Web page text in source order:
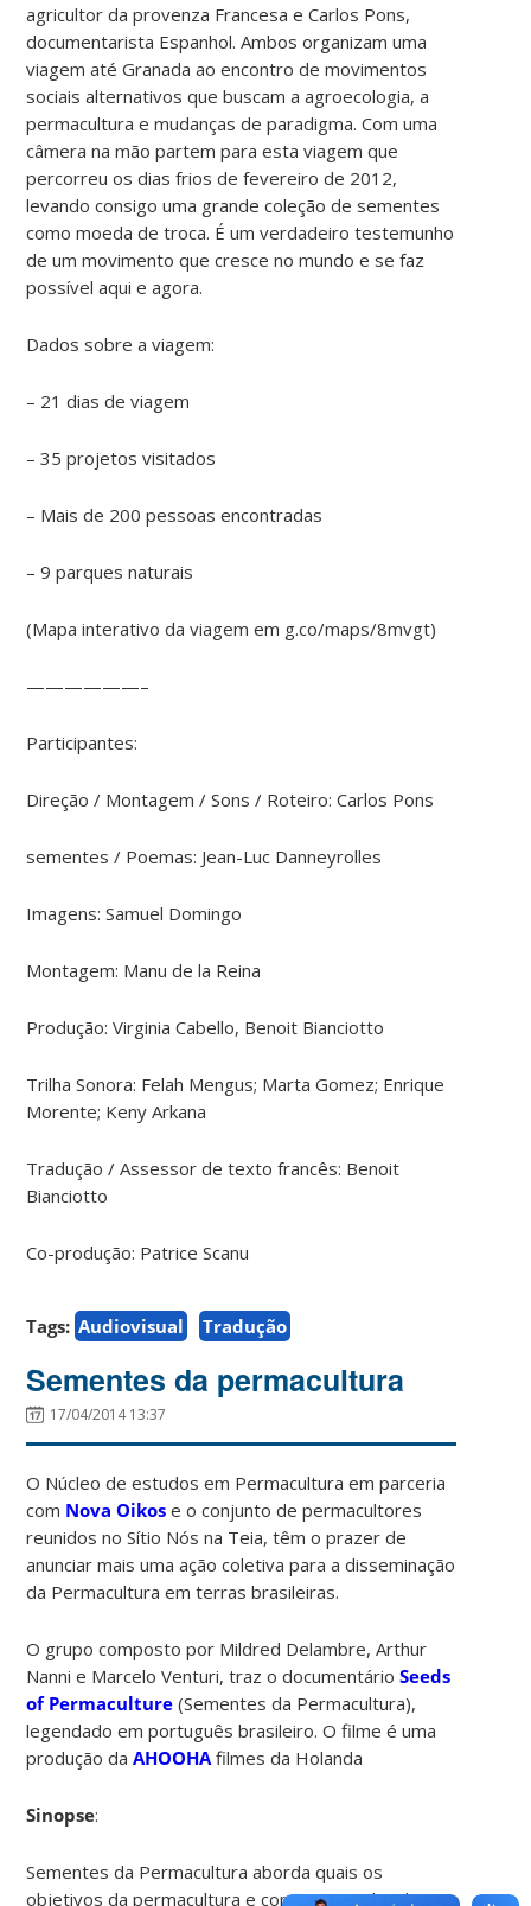
agricultor da provenza Francesa e Carlos Pons,
documentarista Espanhol. Ambos organizam uma
viagem até Granada ao encontro de movimentos
sociais alternativos que buscam a agroecologia, a
permacultura e mudanças de paradigma. Com uma
câmera na mão partem para esta viagem que
percorreu os dias frios de fevereiro de 2012,
levando consigo uma grande coleção de sementes
como moeda de troca. É um verdadeiro testemunho
de um movimento que cresce no mundo e se faz
possível aqui e agora.
Dados sobre a viagem:
– 21 dias de viagem
– 35 projetos visitados
– Mais de 200 pessoas encontradas
– 9 parques naturais
(Mapa interativo da viagem em g.co/maps/8mvgt)
——————–
Participantes:
Direção / Montagem / Sons / Roteiro: Carlos Pons
sementes / Poemas: Jean-Luc Danneyrolles
Imagens: Samuel Domingo
Montagem: Manu de la Reina
Produção: Virginia Cabello, Benoit Bianciotto
Trilha Sonora: Felah Mengus; Marta Gomez; Enrique
Morente; Keny Arkana
Tradução / Assessor de texto francês: Benoit
Bianciotto
Co-produção: Patrice Scanu
Tags: Audiovisual Tradução
Sementes da permacultura
17/04/2014 13:37
O Núcleo de estudos em Permacultura em parceria
com Nova Oikos e o conjunto de permacultores
reunidos no Sítio Nós na Teia, têm o prazer de
anunciar mais uma ação coletiva para a disseminação
da Permacultura em terras brasileiras.
O grupo composto por Mildred Delambre, Arthur
Nanni e Marcelo Venturi, traz o documentárioSeeds
of Permaculture (Sementes da Permacultura),
legendado em português brasileiro. O filme é uma
produção daAHOOHA filmes da Holanda
Sinopse:
Sementes da Permacultura aborda quais os
objetivos da permacultura e como são realizadas as